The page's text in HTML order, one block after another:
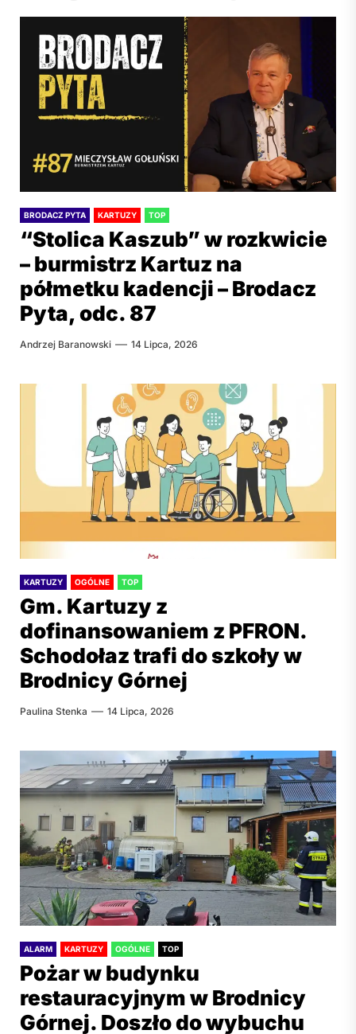
BRODACZ PYTA KARTUZY TOP
“Stolica Kaszub” w rozkwicie
– burmistrz Kartuz na
półmetku kadencji – Brodacz
Pyta, odc. 87
Andrzej Baranowski 14 Lipca, 2026
KARTUZY OGÓLNE TOP
Gm. Kartuzy z
dofinansowaniem z PFRON.
Schodołaz trafi do szkoły w
Brodnicy Górnej
Paulina Stenka 14 Lipca, 2026
ALARM KARTUZY OGÓLNE TOP
Pożar w budynku
restauracyjnym w Brodnicy
Górnej. Doszło do wybuchu